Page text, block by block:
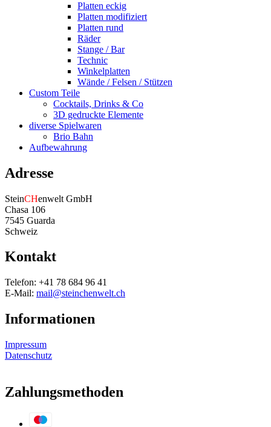
Platten eckig
Platten modifiziert
Platten rund
Räder
Stange / Bar
Technic
Winkelplatten
Wände / Felsen / Stützen
Custom Teile
Cocktails, Drinks & Co
3D gedruckte Elemente
diverse Spielwaren
Brio Bahn
Aufbewahrung
Adresse
SteinCHenwelt GmbH
Chasa 106
7545 Guarda
Schweiz
Kontakt
Telefon: +41 78 684 96 41
E-Mail: mail@steinchenwelt.ch
Informationen
Impressum
Datenschutz
Zahlungsmethoden